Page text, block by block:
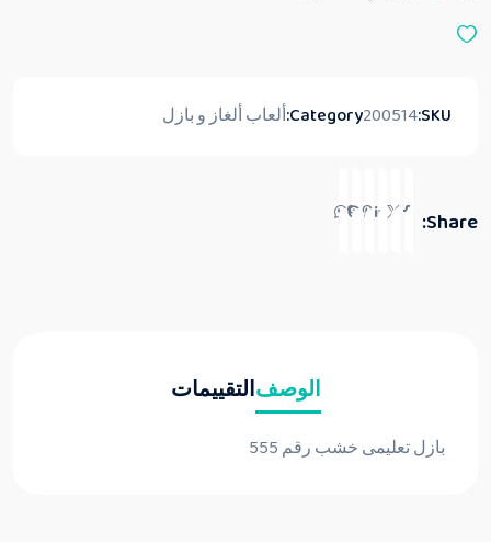
ن
SKU:
200514
Category:ألعاب ألغاز و بازل
Share:
الوصفالتقييمات
بازل تعليمى خشب رقم 555